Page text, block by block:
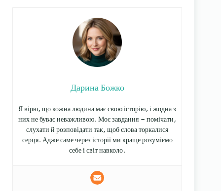
Дарина Божко
Я вірю, що кожна людина має свою історію, і жодна з
них не буває неважливою. Моє завдання — помічати,
слухати й розповідати так, щоб слова торкалися
серця. Адже саме через історії ми краще розуміємо
себе і світ навколо.